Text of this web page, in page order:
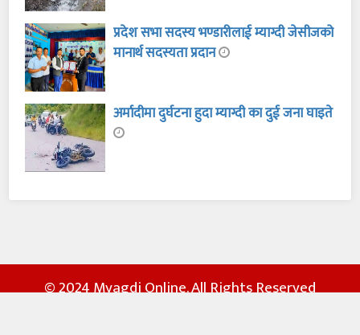
प्रदेश सभा सदस्य भण्डारीलाई म्याग्दी जेसीजको
मानार्थ सदस्यता प्रदान
अर्मादीमा दुर्घटना हुदा म्याग्दी का दुई जना घाइते
© 2024 Myagdi Online. All Rights Reserved